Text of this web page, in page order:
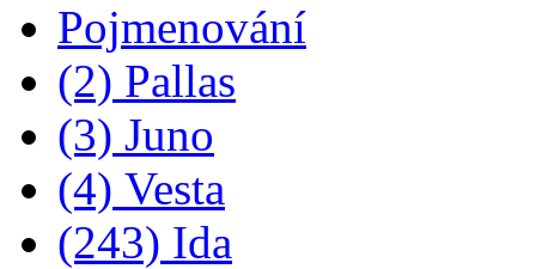
Pojmenování
(2) Pallas
(3) Juno
(4) Vesta
(243) Ida